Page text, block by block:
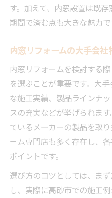
す。加えて、内窓設置は既
期間で済む点も大きな魅力で
内窓リフォームの大手会
内窓リフォームを検討する
を選ぶことが重要です。大
な施工実績、製品ラインナ
スの充実などが挙げられま
ているメーカーの製品を取
ーム専門店も多く存在し、
ポイントです。
選び方のコツとしては、ま
し、実際に高砂市での施工